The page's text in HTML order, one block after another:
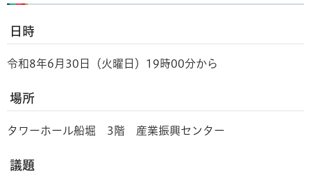
日時
令和8年6月30日（火曜日）19時00分から
場所
タワーホール船堀 3階 産業振興センター
議題